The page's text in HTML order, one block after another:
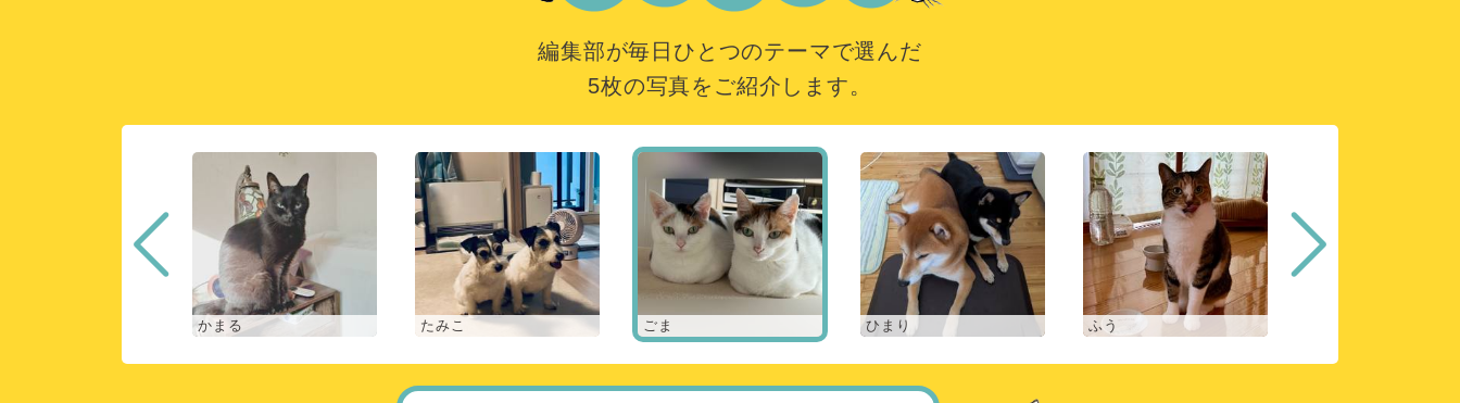
編集部が毎日ひとつのテーマで選んだ
5枚の写真をご紹介します。
かまる たみこ ごま ひまり ふう